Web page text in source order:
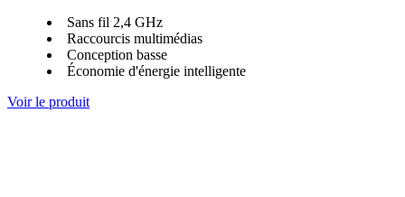
Sans fil 2,4 GHz
Raccourcis multimédias
Conception basse
Économie d'énergie intelligente
Voir le produit